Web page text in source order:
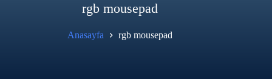
rgb mousepad
Anasayfa rgb mousepad